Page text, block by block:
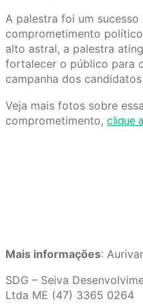
A palestra foi um
comprometimento
alto astral, a palestra
fortalecer o público para
campanha dos candidatos
Veja mais fotos sobre
comprometimento, clique
Mais informações:
SDG – Seiva
Ltda ME (47) 3365 0264